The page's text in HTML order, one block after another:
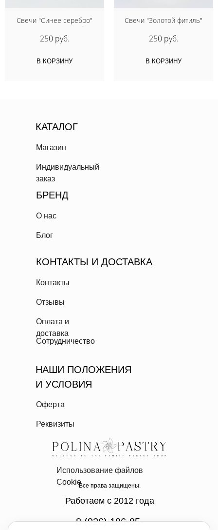
Свечи "Синее серебро"
250 руб.
В КОРЗИНУ
Свечи "Золотой фитиль"
250 руб.
В КОРЗИНУ
КАТАЛОГ
БРЕНД
КОНТАКТЫ И ДОСТАВКА
Работаем с 2012 года
Магазин
Индивидуальный
заказ
О нас
Блог
Контакты
Отзывы
Оплата и
доставка
Сотрудничество
НАШИ ПОЛОЖЕНИЯ
И УСЛОВИЯ
Оферта
8 (926) 186-85-
Все права защищены.
Реквизиты
Использование файлов
Cookie